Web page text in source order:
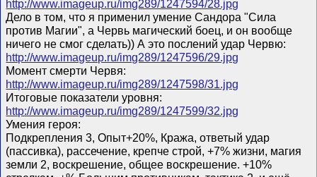
http://www.imageup.ru/img289/1247594/28.jpg
Дело в том, что я применил умение Сандора "Сила
против Магии", а Червь магический боец, и он вообще
ничего не смог сделать)) А это послений удар Червю:
http://www.imageup.ru/img289/1247596/29.jpg
Момент смерти Червя:
http://www.imageup.ru/img289/1247598/31.jpg
Итоговые показатели уровня:
http://www.imageup.ru/img289/1247599/32.jpg
Умения героя:
Подкрепления 3, Опыт+20%, Кража, ответый удар
(пассивка), рассечение, крепче строй, +7% жизни, магия
земли 2, воскрешение, общее воскрешение. +10%